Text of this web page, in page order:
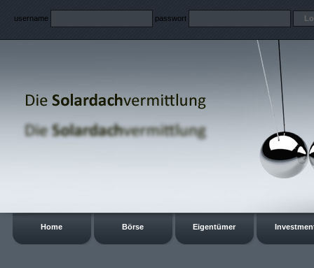
username passwort
Home Börse Eigentümer